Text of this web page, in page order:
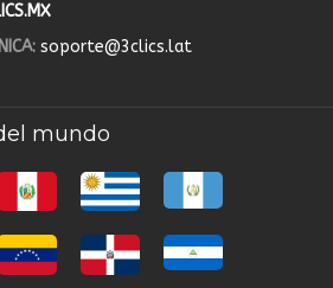
soporte@3clics.lat
mundo